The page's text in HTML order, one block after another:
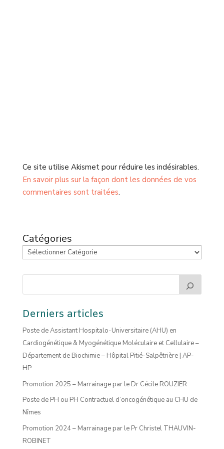
Ce site utilise Akismet pour réduire les indésirables.
En savoir plus sur la façon dont les données de vos
commentaires sont traitées.
Catégories
Derniers articles
Poste de Assistant Hospitalo-Universitaire (AHU) en
Cardiogénétique & Myogénétique Moléculaire et Cellulaire –
Département de Biochimie – Hôpital Pitié-Salpêtrière | AP-
HP
Promotion 2025 – Marrainage par le Dr Cécile ROUZIER
Poste de PH ou PH Contractuel d’oncogénétique au CHU de
Nîmes
Promotion 2024 – Marrainage par le Pr Christel THAUVIN-
ROBINET